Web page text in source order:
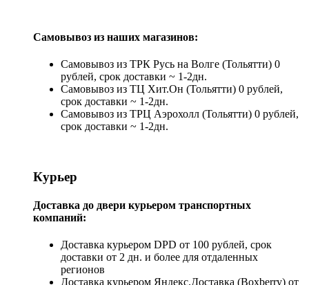
Самовывоз из наших магазинов:
Самовывоз из ТРК Русь на Волге (Тольятти) 0
рублей, срок доставки ~ 1-2дн.
Самовывоз из ТЦ Хит.Он (Тольятти) 0 рублей,
срок доставки ~ 1-2дн.
Самовывоз из ТРЦ Аэрохолл (Тольятти) 0 рублей,
срок доставки ~ 1-2дн.
Курьер
Доставка до двери курьером транспортных
компаний:
Доставка курьером DPD от 100 рублей, срок
доставки от 2 дн. и более для отдаленных
регионов
Доставка курьером Яндекс.Доставка (Boxberry) от